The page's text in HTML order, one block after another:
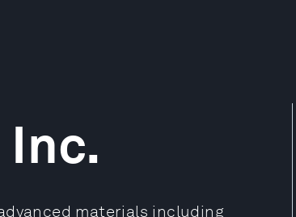
materials including